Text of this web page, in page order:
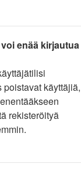
enää kirjautua
poistavat käyttäjiä,
rekisteröityä